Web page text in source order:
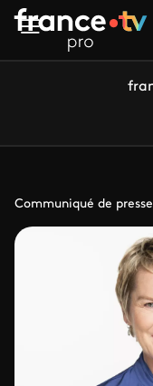
Aller au contenu
Communiqué de